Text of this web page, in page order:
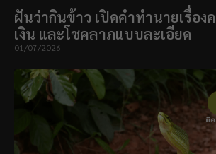
ฝันว่ากินข้าว เปิดคำทำนายเรื่อง
เงิน และโชคลาภแบบละเอียด
01/07/2026